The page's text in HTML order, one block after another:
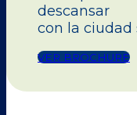
descansar
con la ciudad
VER BROCHURE